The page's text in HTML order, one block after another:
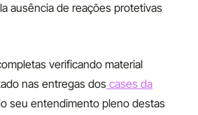
ausência de reações protetivas
verificando material
nas entregas dos cases da
seu entendimento pleno destas